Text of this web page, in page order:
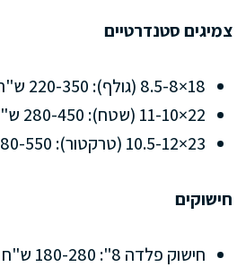
צמיגים סטנדרטיים
18×8.5-8 (גולף): 220-350 ש"ח
22×11-10 (שטח): 280-450 ש"ח
23×10.5-12 (טרקטור): 380-550 ש"ח
חישוקים
חישוק פלדה 8": 180-280 ש"ח